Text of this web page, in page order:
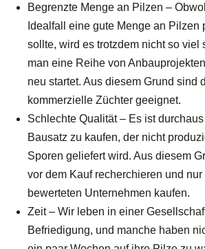
Begrenzte Menge an Pilzen –
Idealfall eine gute Menge an Pilzen
sollte, wird es trotzdem nicht so viel
man eine Reihe von
neu startet. Aus diesem Grund sind
kommerzielle Züchter geeignet.
Schlechte Qualität – Es ist
Bausatz zu kaufen, der nicht
Sporen geliefert wird. Aus diesem
vor dem Kauf recherchieren und
bewerteten Unternehmen kaufen.
Zeit – Wir leben in einer
Befriedigung, und manche haben